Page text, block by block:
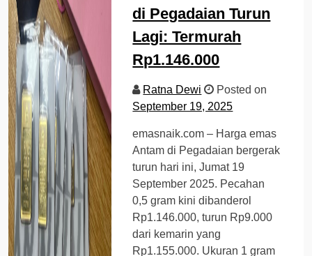
di Pegadaian Turun
Lagi: Termurah
Rp1.146.000
Ratna Dewi
Posted on
September 19, 2025
emasnaik.com – Harga emas
Antam di Pegadaian bergerak
turun hari ini, Jumat 19
September 2025. Pecahan
0,5 gram kini dibanderol
Rp1.146.000, turun Rp9.000
dari kemarin yang
Rp1.155.000. Ukuran 1 gram